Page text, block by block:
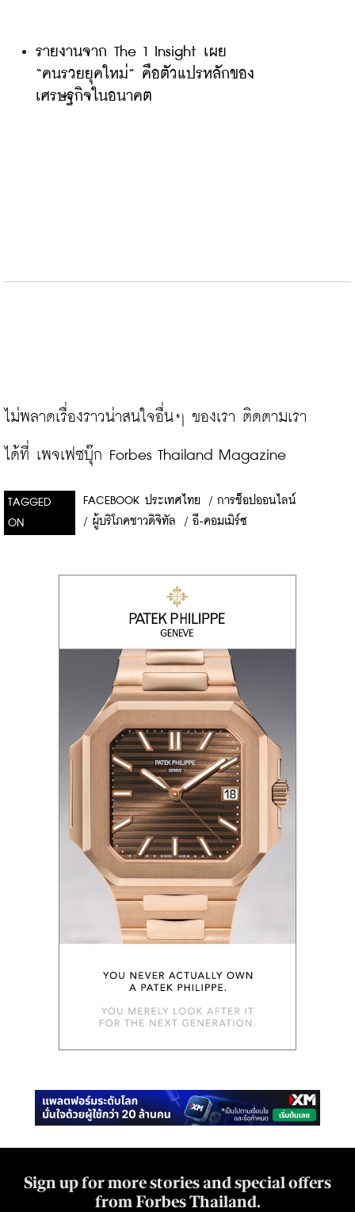
รายงานจาก The 1 Insight เผย
“คนรวยยุคใหม่” คือตัวแปรหลักของ
เศรษฐกิจในอนาคต
ไม่พลาดเรื่องราวน่าสนใจอื่นๆ ของเรา ติดตามเรา
ได้ที่ เพจเฟซบุ๊ก Forbes Thailand Magazine
TAGGED
ON
FACEBOOK ประเทศไทย / การช็อปออนไลน์
/ ผู้บริโภคชาวดิจิทัล / อี-คอมเมิร์ซ
Sign up for more stories and special offers
from Forbes Thailand.